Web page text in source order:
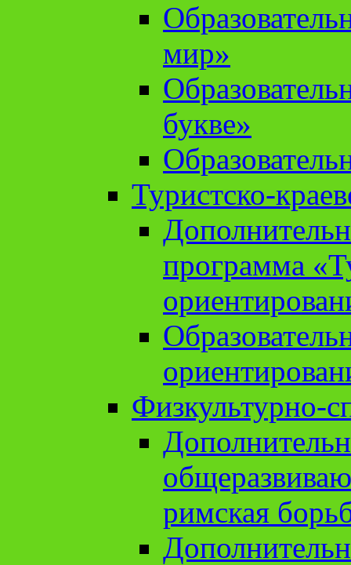
мир»
букве»
Туристско-
программа
Физкультурно-
римская